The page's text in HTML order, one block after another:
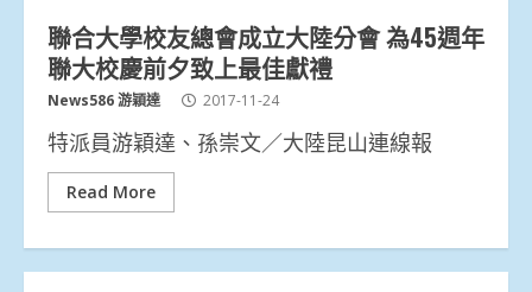
聯合大學校友總會成立大陸分會 為45週年
聯大校慶前夕致上最佳獻禮
News586 游穎達 2017-11-24
特派員游穎達、孫崇文／大陸昆山連線報
Read More